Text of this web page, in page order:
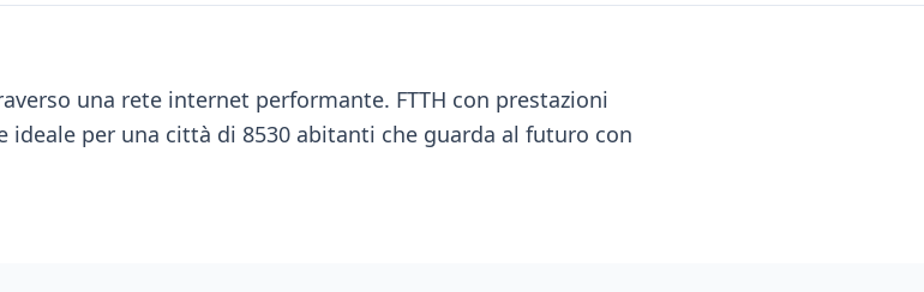
una rete internet performante. FTTH con prestazioni
ideale per una città di 8530 abitanti che guarda al futuro con